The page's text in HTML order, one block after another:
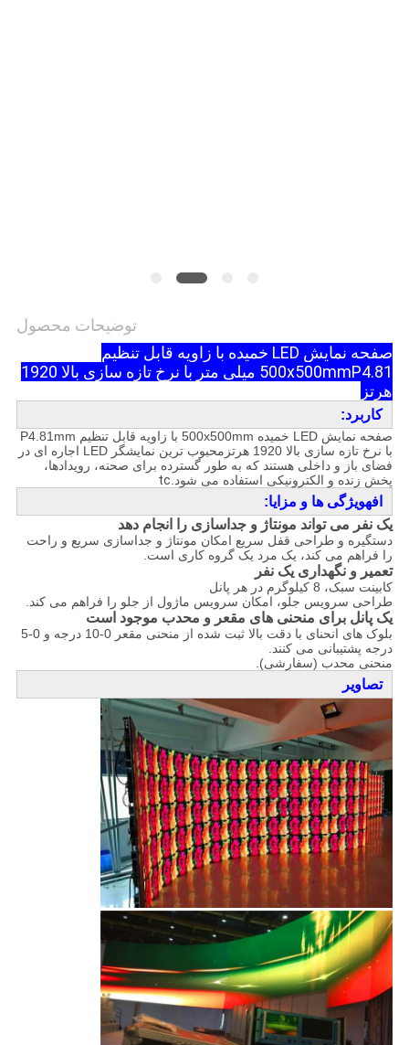
توضیحات محصول
صفحه نمایش LED خمیده با زاویه قابل تنظیم
500x500mm
P4.81 میلی متر با نرخ تازه سازی بالا 1920
هرتز
کاربرد:
صفحه نمایش LED خمیده 500x500mm با زاویه قابل تنظیم P4.81mm
با نرخ تازه سازی بالا 1920 هرتز
محبوب ترین نمایشگر LED اجاره ای در
فضای باز و داخلی هستند که به طور گسترده برای صحنه، رویدادها،
پخش زنده و الکترونیکی استفاده می شود.tc
افهویژگی ها و مزایا:
یک نفر می تواند مونتاژ و جداسازی را انجام دهد
دستگیره و طراحی قفل سریع امکان مونتاژ و جداسازی سریع و راحت
را فراهم می کند، یک مرد یک گروه کاری است.
تعمیر و نگهداری یک نفر
کابینت سبک، 8 کیلوگرم در هر پانل
طراحی سرویس جلو، امکان سرویس ماژول از جلو را فراهم می کند.
یک پانل برای منحنی های مقعر و محدب موجود است
بلوک های انحنای با دقت بالا ثبت شده از منحنی مقعر 0-10 درجه و 0-5
درجه پشتیبانی می کنند.
منحنی محدب (سفارشی).
تصاویر